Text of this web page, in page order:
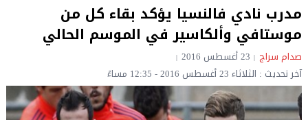
مدرب نادي فالنسيا يؤكد بقاء كل من
موستافي وألكاسير في الموسم الحالي
صدام سراج 23 أغسطس 2016
آخر تحديث : الثلاثاء 23 أغسطس 2016 - 12:35 مساءً